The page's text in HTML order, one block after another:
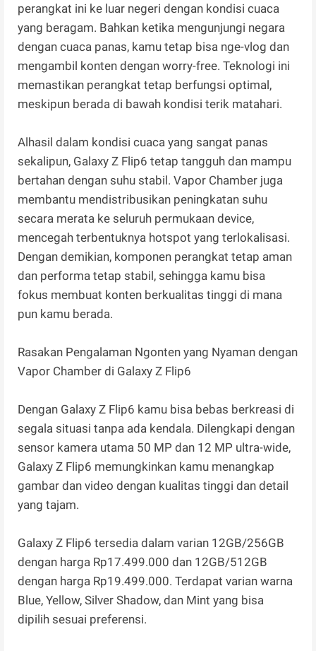
perangkat ini ke luar negeri dengan kondisi cuaca
yang beragam. Bahkan ketika mengunjungi negara
dengan cuaca panas, kamu tetap bisa nge-vlog dan
mengambil konten dengan worry-free. Teknologi ini
memastikan perangkat tetap berfungsi optimal,
meskipun berada di bawah kondisi terik matahari.
Alhasil dalam kondisi cuaca yang sangat panas
sekalipun, Galaxy Z Flip6 tetap tangguh dan mampu
bertahan dengan suhu stabil. Vapor Chamber juga
membantu mendistribusikan peningkatan suhu
secara merata ke seluruh permukaan device,
mencegah terbentuknya hotspot yang terlokalisasi.
Dengan demikian, komponen perangkat tetap aman
dan performa tetap stabil, sehingga kamu bisa
fokus membuat konten berkualitas tinggi di mana
pun kamu berada.
Rasakan Pengalaman Ngonten yang Nyaman dengan
Vapor Chamber di Galaxy Z Flip6
Dengan Galaxy Z Flip6 kamu bisa bebas berkreasi di
segala situasi tanpa ada kendala. Dilengkapi dengan
sensor kamera utama 50 MP dan 12 MP ultra-wide,
Galaxy Z Flip6 memungkinkan kamu menangkap
gambar dan video dengan kualitas tinggi dan detail
yang tajam.
Galaxy Z Flip6 tersedia dalam varian 12GB/256GB
dengan harga Rp17.499.000 dan 12GB/512GB
dengan harga Rp19.499.000. Terdapat varian warna
Blue, Yellow, Silver Shadow, dan Mint yang bisa
dipilih sesuai preferensi.